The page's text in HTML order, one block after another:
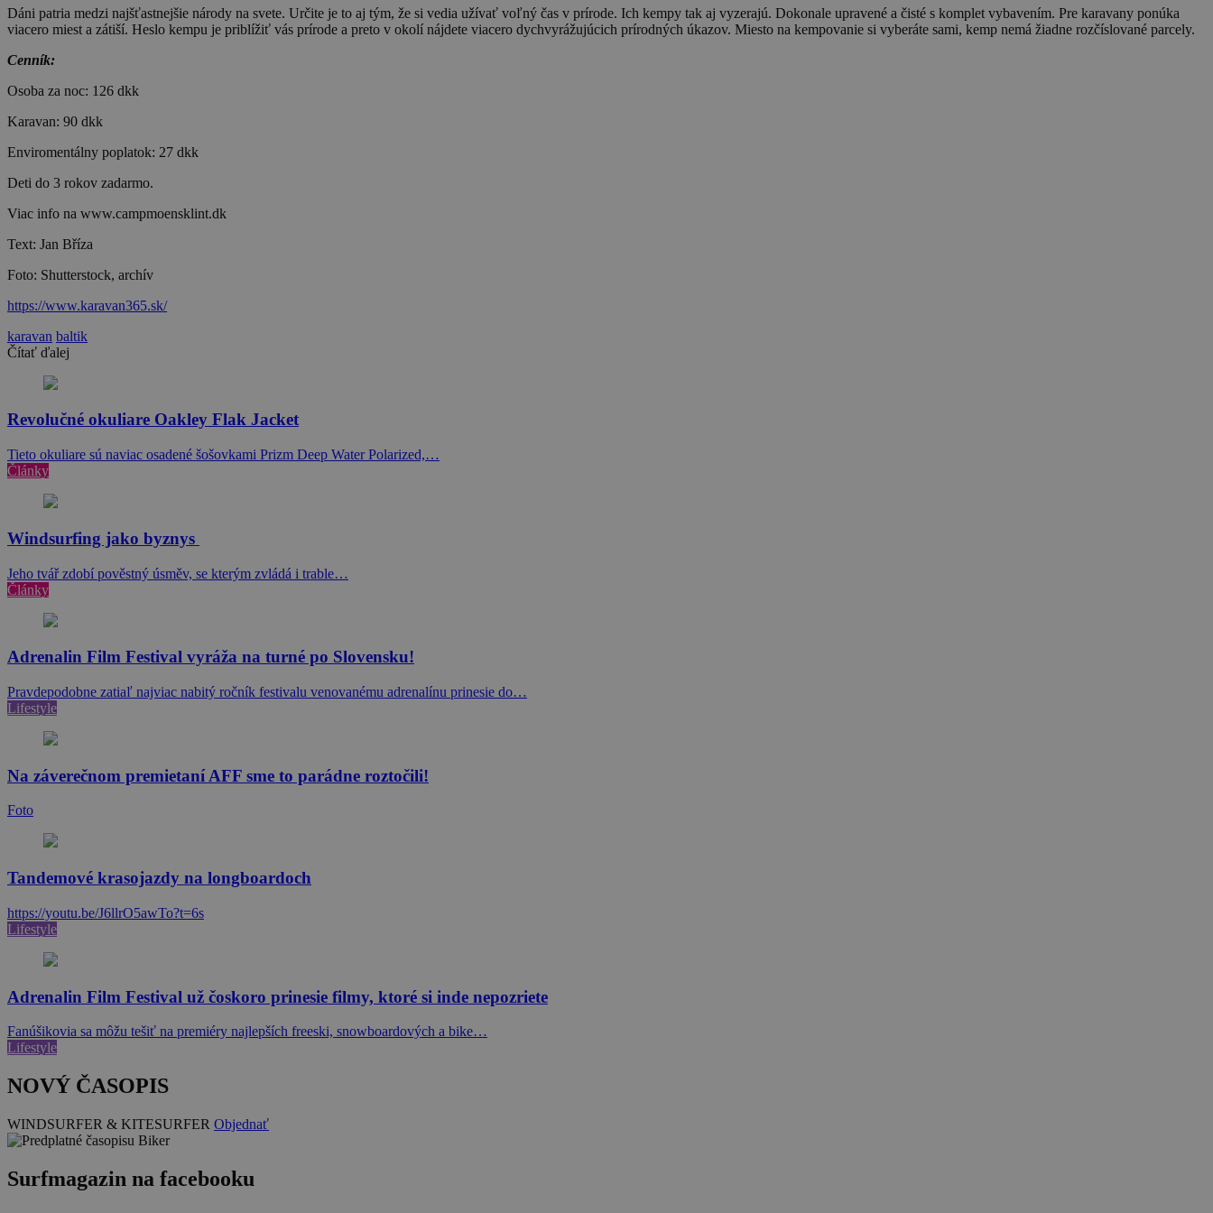
Dáni patria medzi najšťastnejšie národy na svete. Určite je to aj tým, že si vedia užívať voľný čas v prírode. Ich kempy tak aj vyzerajú. Dokonale upravené a čisté s komplet vybavením. Pre karavany ponúka
viacero miest a zátiší. Heslo kempu je priblížiť vás prírode a preto v okolí nájdete viacero dychvyrážujúcich prírodných úkazov. Miesto na kempovanie si vyberáte sami, kemp nemá žiadne rozčíslované parcely.
Cenník:
Osoba za noc: 126 dkk
Karavan: 90 dkk
Enviromentálny poplatok: 27 dkk
Deti do 3 rokov zadarmo.
Viac info na www.campmoensklint.dk
Text: Jan Bříza
Foto: Shutterstock, archív
https://www.karavan365.sk/
karavan baltik
Čítať ďalej
Revolučné okuliare Oakley Flak Jacket
Tieto okuliare sú naviac osadené šošovkami Prizm Deep Water Polarized,…
Články
Windsurfing jako byznys
Jeho tvář zdobí pověstný úsměv, se kterým zvládá i trable…
Články
Adrenalin Film Festival vyráža na turné po Slovensku!
Pravdepodobne zatiaľ najviac nabitý ročník festivalu venovanému adrenalínu prinesie do…
Lifestyle
Na záverečnom premietaní AFF sme to parádne roztočili!
Foto
Tandemové krasojazdy na longboardoch
https://youtu.be/J6llrO5awTo?t=6s
Lifestyle
Adrenalin Film Festival už čoskoro prinesie filmy, ktoré si inde nepozriete
Fanúšikovia sa môžu tešiť na premiéry najlepších freeski, snowboardových a bike…
Lifestyle
NOVÝ ČASOPIS
WINDSURFER & KITESURFER Objednať
Surfmagazin na facebooku